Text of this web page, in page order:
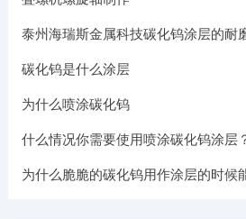
泰州海瑞斯金属科技碳化钨涂层的耐
碳化钨是什么涂层
为什么喷涂碳化钨
什么情况你需要使用喷涂碳化钨涂层
为什么脆脆的碳化钨用作涂层的时候